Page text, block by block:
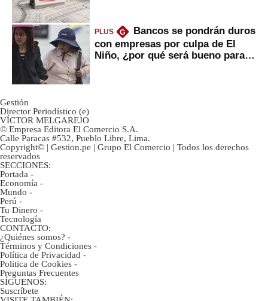
PLUS G
Bancos se pondrán duros
con empresas por culpa de El
Niño, ¿por qué será bueno para
Gestión
Director Periodístico (e)
VÍCTOR MELGAREJO
© Empresa Editora El Comercio S.A.
Calle Paracas #532, Pueblo Libre, Lima.
Copyright© | Gestion.pe | Grupo El Comercio | Todos los derechos
reservados
SECCIONES:
Portada -
Economía -
Mundo -
Perú -
Tu Dinero -
Tecnología
CONTACTO:
¿Quiénes somos? -
Términos y Condiciones -
Política de Privacidad -
Politica de Cookies -
Preguntas Frecuentes
SÍGUENOS:
Suscríbete